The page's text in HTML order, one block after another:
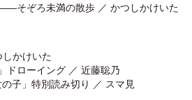
そぞろ未満の散歩 ／ かつしかけいた
かけいた
ドローイング ／ 近藤聡乃
子」特別読み切り ／ スマ見